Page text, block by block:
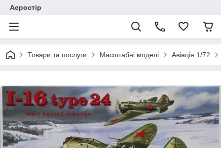
Аеростір
Товари та послуги Масштабні моделі Авіація 1/72